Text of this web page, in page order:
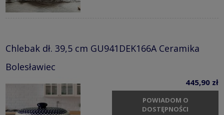
Chlebak dł. 39,5 cm GU941DEK166A Ceramika
Bolesławiec
445,90 zł
POWIADOM O
DOSTĘPNOŚCI